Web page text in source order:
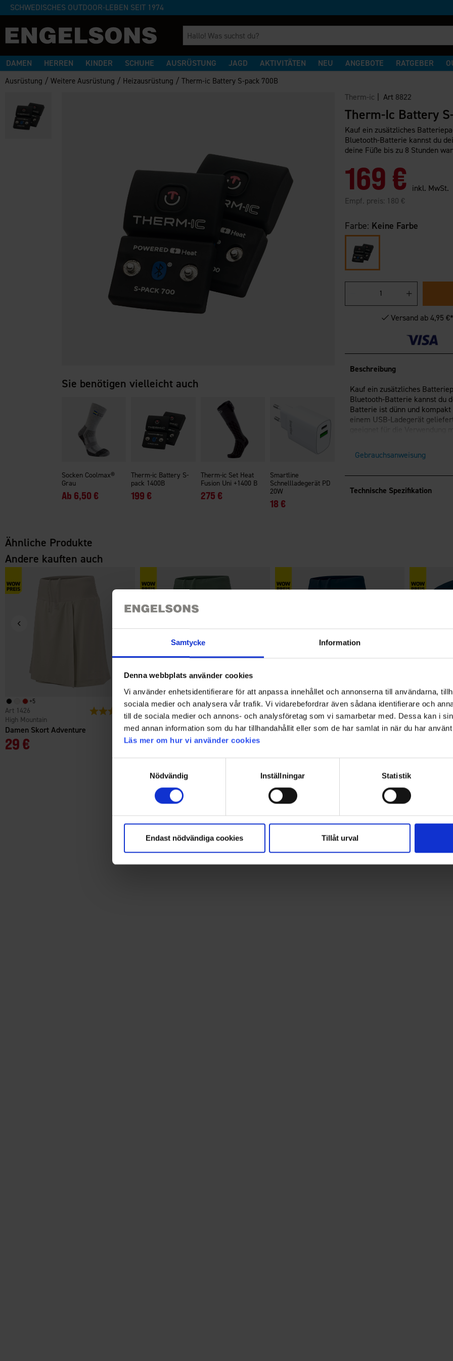
Samtycke Information
Denna webbplats använder cookies
Vi använder enhetsidentifierare för att anpassa innehållet och annonserna till användarna,
sociala medier och analysera vår trafik. Vi vidarebefordrar även sådana identifierare och
till de sociala medier och annons- och analysföretag som vi samarbetar med. Dessa kan i
med annan information som du har tillhandahållit eller som de har samlat in när du har
Läs mer om hur vi använder cookies
Nödvändig
Inställningar Statistik
Endast nödvändiga cookies Tillåt urval
SCHWEDISCHES OUTDOOR-LEBEN SEIT 1974
DAMEN HERREN KINDER SCHUHE AUSRÜSTUNG JAGD AKTIVITÄTEN NEU ANGEBOTE RATGEBER
Ausrüstung /Weitere Ausrüstung / Heizausrüstung /Therm-ic Battery S-pack 700B
Sie benötigen vielleicht auch
Socken Coolmax®
Grau
Ab 6,50 €
Therm-ic Battery S-
pack 1400B
199 €
Therm-ic Set Heat
Fusion Uni +1400 B
275 €
Smartline
Schnellladegerät PD
20W
18 €
Therm-ic | Art 8822
Therm-Ic Battery
Kauf ein zusätzliches
Bluetooth-Batterie kannst du
deine Füße bis zu 8 Stunden
169 € inkl. MwSt.
Empf. preis: 180 €
Farbe: Keine Farbe
Versand ab 4,95
Beschreibung
Kauf ein zusätzliches
Bluetooth-Batterie kannst du
Batterie ist dünn und
einem USB-Ladegerät
Gebrauchsanweisung
Technische Spezifikation
Ähnliche Produkte
Andere kauften auch
+5
Damen Skort Adventure
High Mountain
1426
29 €
Bewertung:
+5
Damen Skort Adventure
High Mountain
1426
29 €
+5
Damen Skort Adventure
High Mountain
1426
Herren T-
High Mountain
1520
Für mehr Inspiration!
Folgen Sie uns auf Instagram @engelsons_europe